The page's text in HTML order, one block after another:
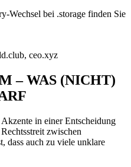
Wechsel bei .storage finden Sie
ceo.xyz
– WAS (NICHT)
in einer Entscheidung
zwischen
dass auch zu viele unklare